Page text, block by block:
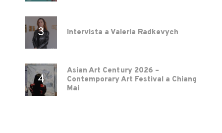
Intervista a Valeria Radkevych
Asian Art Century 2026 –
Contemporary Art Festival a Chiang
Mai